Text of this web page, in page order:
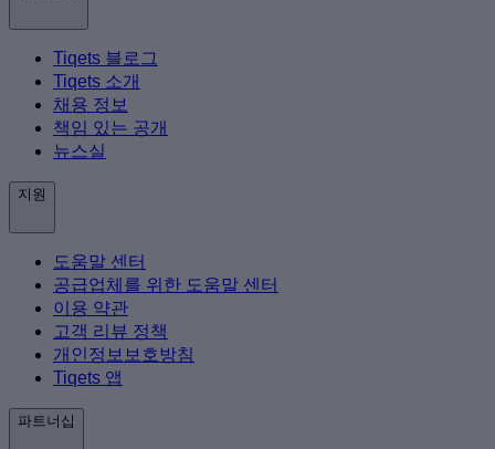
Tiqets 블로그
Tiqets 소개
채용 정보
책임 있는 공개
뉴스실
지원
도움말 센터
공급업체를 위한 도움말 센터
이용 약관
고객 리뷰 정책
개인정보보호방침
Tiqets 앱
파트너십